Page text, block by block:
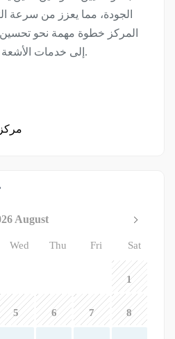
الجودة، مما يعزز من سرعة
المركز خطوة مهمة نحو
إلى خدمات الأشعة في كافة أنحاء الإسكندرية.
August
Wed Thu Fri Sat
1
5 6 7 8